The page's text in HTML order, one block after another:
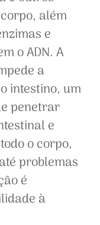
além
e
o ADN. A
a
intestino, um
penetrar
e
o corpo,
problemas
é
à